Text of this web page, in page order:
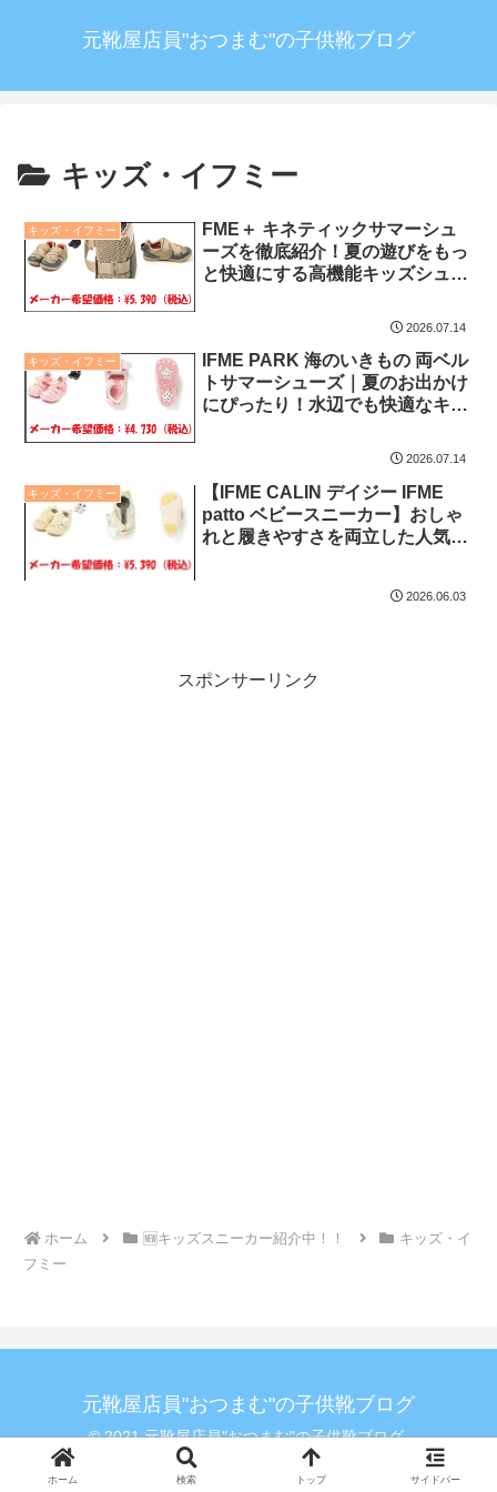
元靴屋店員"おつまむ"の子供靴ブログ
キッズ・イフミー
キッズ・イフミー
FME＋ キネティックサマーシュ
ーズを徹底紹介！夏の遊びをもっ
と快適にする高機能キッズシュー
2026.07.14
キッズ・イフミー
IFME PARK 海のいきもの 両ベル
トサマーシューズ｜夏のお出かけ
にぴったり！水辺でも快適なキッ
2026.07.14
キッズ・イフミー
【IFME CALIN デイジー IFME
patto ベビースニーカー】おしゃ
れと履きやすさを両立した人気モ
2026.06.03
スポンサーリンク
ホーム 🆕キッズスニーカー紹介中！！
キッズ・イ
フミー
元靴屋店員"おつまむ"の子供靴ブログ
© 2021 元靴屋店員"おつまむ"の子供靴ブログ.
ホーム 検索 トップ サイドバー